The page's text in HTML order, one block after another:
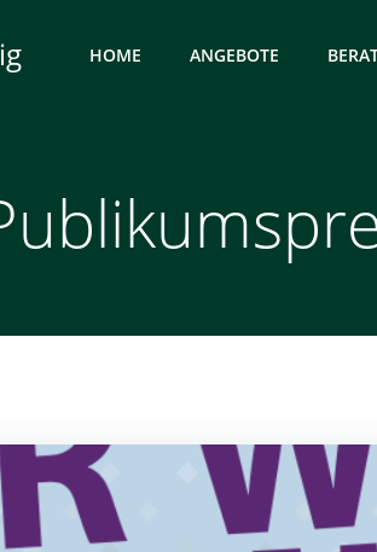
HOME ANGEBOTE